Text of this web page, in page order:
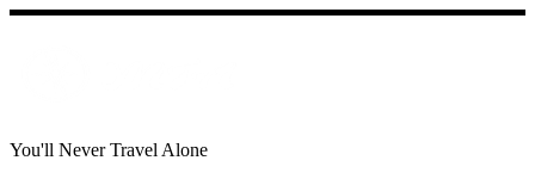
Skip
You'll Never Travel Alone